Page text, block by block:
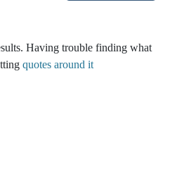
Having trouble finding what
quotes around it